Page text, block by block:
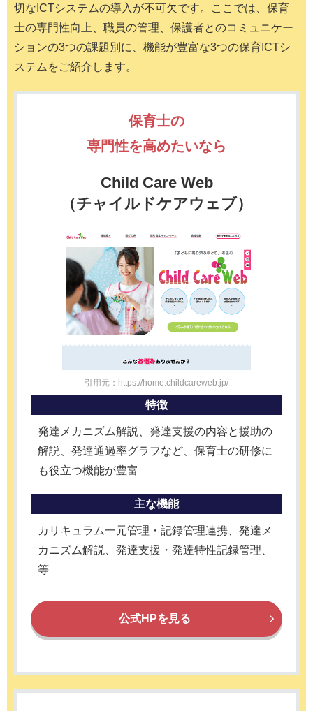
切なICTシステムの導入が不可欠です。ここでは、保育
士の専門性向上、職員の管理、保護者とのコミュニケー
ションの3つの課題別に、機能が豊富な3つの保育ICTシ
ステムをご紹介します。
保育士の
専門性を高めたいなら
Child Care Web
（チャイルドケアウェブ）
引用元：https://home.childcareweb.jp/
特徴
発達メカニズム解説、発達支援の内容と援助の
解説、発達通過率グラフなど、保育士の研修に
も役立つ機能が豊富
主な機能
カリキュラム一元管理・記録管理連携、発達メ
カニズム解説、発達支援・発達特性記録管理、
等
公式HPを見る